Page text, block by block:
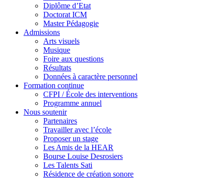
Diplôme d’Etat
Doctorat ICM
Master Pédagogie
Admissions
Arts visuels
Musique
Foire aux questions
Résultats
Données à caractère personnel
Formation continue
CFPI / École des interventions
Programme annuel
Nous soutenir
Partenaires
Travailler avec l’école
Proposer un stage
Les Amis de la HEAR
Bourse Louise Desrosiers
Les Talents Sati
Résidence de création sonore